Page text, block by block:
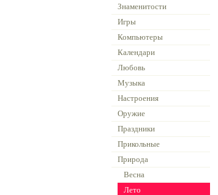
Знаменитости
Игры
Компьютеры
Календари
Любовь
Музыка
Настроения
Оружие
Праздники
Прикольные
Природа
Весна
Лето